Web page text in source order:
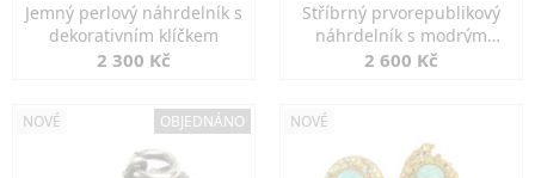
Jemný perlový náhrdelník s
dekorativním klíčkem
2 300 Kč
Stříbrný prvorepublikový
náhrdelník s modrým
spinelem
2 600 Kč
NOVÉ OBJEDNÁNO NOVÉ